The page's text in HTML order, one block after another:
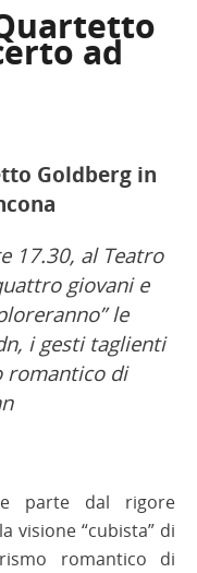
ad
Goldberg in
17.30, al Teatro
giovani e
le
i gesti taglienti
romantico di
parte dal rigore
visione “cubista” di
romantico di